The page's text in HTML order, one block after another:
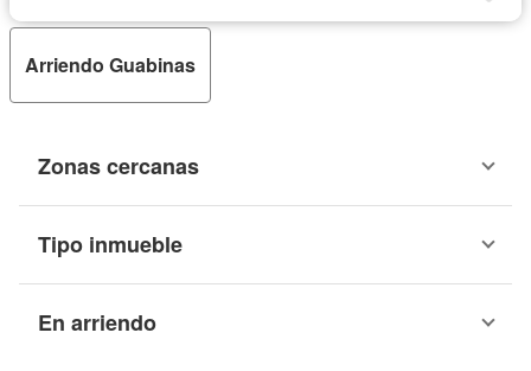
Arriendo Guabinas
Zonas cercanas
Tipo inmueble
En arriendo